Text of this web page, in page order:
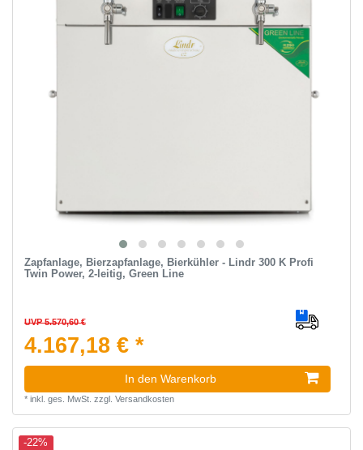
Zapfanlage, Bierzapfanlage, Bierkühler - Lindr 300 K Profi
Twin Power, 2-leitig, Green Line
UVP 5.570,60 €
4.167,18 € *
In den Warenkorb
* inkl. ges. MwSt. zzgl. Versandkosten
-22%